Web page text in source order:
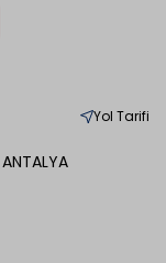
Yol Tarifi